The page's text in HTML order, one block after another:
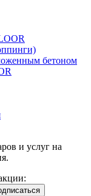
бетоном
и услуг на